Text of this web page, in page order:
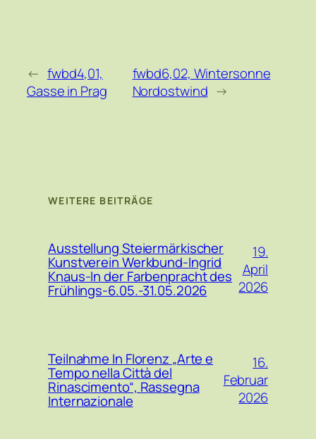
← fwbd4,01,
Gasse in Prag
fwbd6,02, Wintersonne
Nordostwind →
WEITERE BEITRÄGE
Ausstellung Steiermärkischer
Kunstverein Werkbund-Ingrid
Knaus-In der Farbenpracht des
Frühlings-6.05.-31.05.2026
19.
April
2026
Teilnahme In Florenz „Arte e
Tempo nella Città del
Rinascimento“, Rassegna
Internazionale
16.
Februar
2026